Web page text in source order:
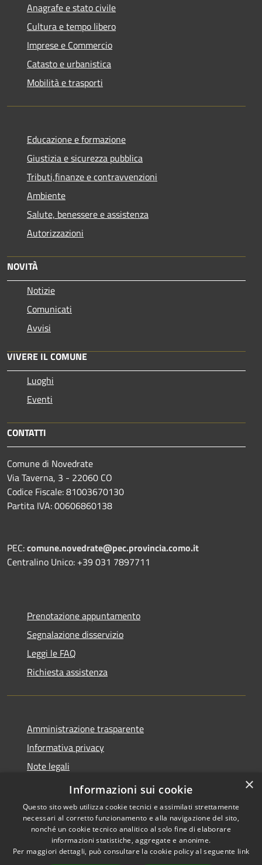
Anagrafe e stato civile
Cultura e tempo libero
Imprese e Commercio
Catasto e urbanistica
Mobilità e trasporti
Educazione e formazione
Giustizia e sicurezza pubblica
Tributi,finanze e contravvenzioni
Ambiente
Salute, benessere e assistenza
Autorizzazioni
NOVITÀ
Notizie
Comunicati
Avvisi
VIVERE IL COMUNE
Luoghi
Eventi
CONTATTI
Comune di Novedrate
Via Taverna, 3 - 22060 CO
Codice Fiscale: 81003670130
Partita IVA: 00606860138
PEC:comune.novedrate@pec.provincia.como.it
Centralino Unico: +39 031 7897711
Prenotazione appuntamento
Segnalazione disservizio
Leggi le FAQ
Richiesta assistenza
Amministrazione trasparente
Informativa privacy
Note legali
Dichiarazione di accessibilità
Accessibilità
Copyright © 2026 • Comune di
Novedrate • Powered by
×
Informazioni sui cookie
Questo sito web utilizza cookie tecnici e assimilati strettamente
necessari al corretto funzionamento e alla navigazione del sito,
nonché un cookie tecnico analitico al solo fine di elaborare
informazioni statistiche, aggregate e anonime.
Per maggiori dettagli, può consultare la cookie policy al seguente link